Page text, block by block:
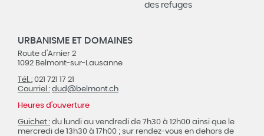
des refuges
URBANISME ET DOMAINES
Route d'Arnier 2
1092 Belmont-sur-Lausanne
Tél. : 021 721 17 21
Courriel : dud@belmont.ch
Heures d'ouverture
Guichet : du lundi au vendredi de 7h30 à 12h00 ainsi que le
mercredi de 13h30 à 17h00 ; sur rendez-vous en dehors de